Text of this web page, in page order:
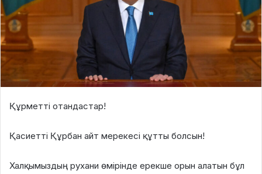
Құрметті отандастар!
Қасиетті Құрбан айт мерекесі құтты болсын!
Халқымыздың рухани өмірінде ерекше орын алатын бұл